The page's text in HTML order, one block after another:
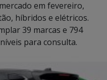
em fevereiro,
híbridos e elétricos.
39 marcas e 794
para consulta.